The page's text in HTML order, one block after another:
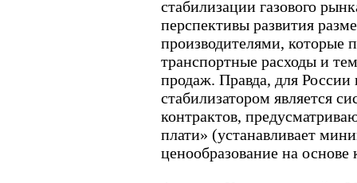
стабилизации газового
перспективы развития
производителями, которые
транспортные расходы и
продаж. Правда, для
стабилизатором является
контрактов,
плати» (устанавливает
ценообразование на основе